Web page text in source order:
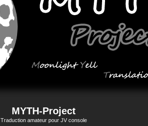
MYTH-Project
Traduction amateur pour JV console